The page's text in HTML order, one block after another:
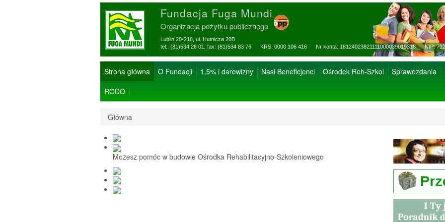
Fundacja Fuga Mundi
Organizacja pożytku publicznego
Lublin 20-218, ul. Hutnicza 20B
tel.: (81)534 26 01, fax: (81)534 83 76 KRS: 0000 106 416 Nr konta: 18124023821111000039019318 NIP:
Strona główna O Fundacji 1,5% i darowizny Nasi Beneficjenci Ośrodek Reh-Szkol Sprawozdania
RODO
Główna
Możesz pomóc w budowie Ośrodka Rehabilitacyjno-Szkoleniowego